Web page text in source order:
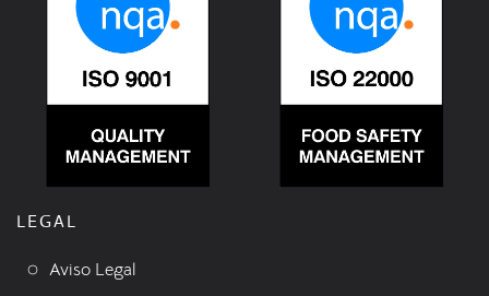
LEGAL
Aviso Legal